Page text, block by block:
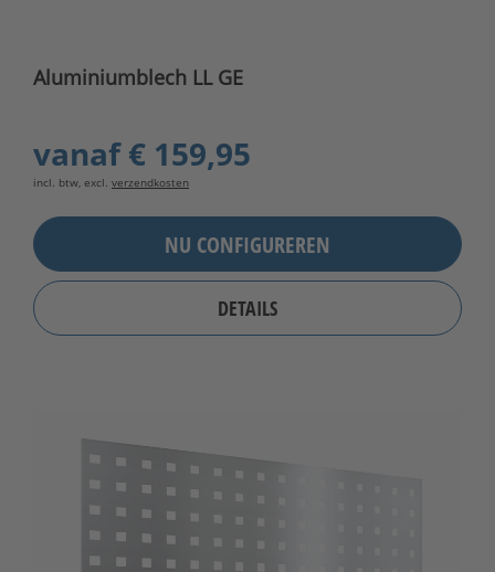
Aluminiumblech LL GE
vanaf€ 159,95
incl. btw, excl. verzendkosten
NU CONFIGUREREN
DETAILS